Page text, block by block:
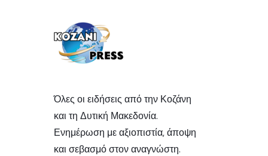
Όλες οι ειδήσεις από την Κοζάνη
και τη Δυτική Μακεδονία.
Ενημέρωση με αξιοπιστία, άποψη
και σεβασμό στον αναγνώστη.